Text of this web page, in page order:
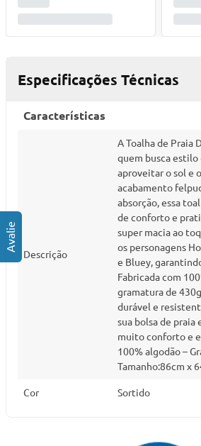
Especificações Técnicas
Características
Descrição
A Toalha de Praia
quem busca
aproveitar o sol e
acabamento
absorção, essa
de conforto e
super macia ao
os personagens
e Bluey,
Fabricada com
gramatura de
durável e
sua bolsa de praia
muito conforto e
100% algodão –
Tamanho:86cm x
Cor Sortido